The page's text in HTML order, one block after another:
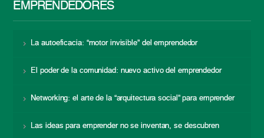
EMPRENDEDORES
La autoeficacia: “motor invisible” del emprendedor
El poder de la comunidad: nuevo activo del emprendedor
Networking: el arte de la “arquitectura social” para emprender
Las ideas para emprender no se inventan, se descubren